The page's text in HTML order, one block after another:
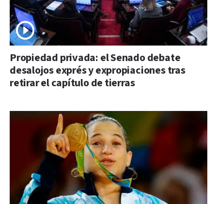
Propiedad privada: el Senado debate
desalojos exprés y expropiaciones tras
retirar el capítulo de tierras